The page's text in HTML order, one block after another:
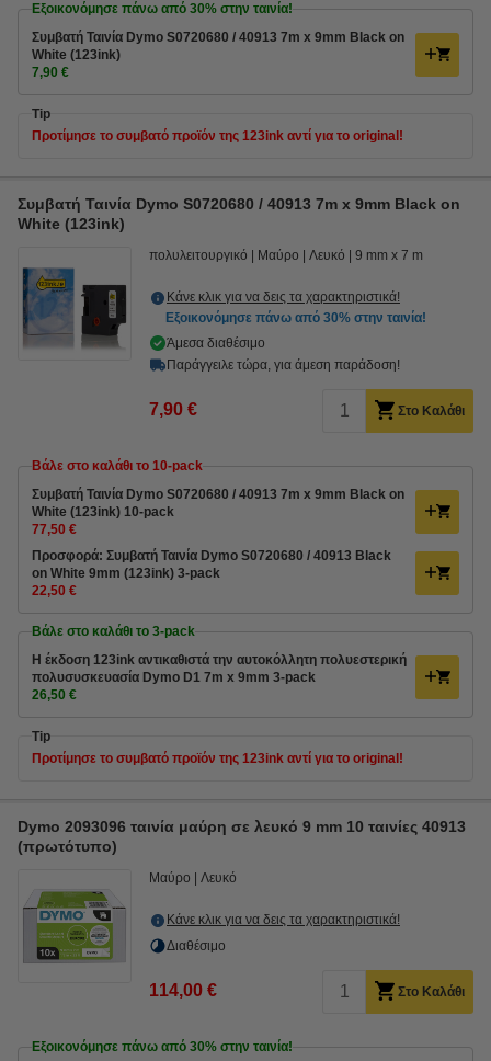
Εξοικονόμησε πάνω από 30% στην ταινία!
Συμβατή Ταινία Dymo S0720680 / 40913 7m x 9mm Black on
White (123ink)
7,90 €
Tip
Προτίμησε το συμβατό προϊόν της 123ink αντί για το original!
Συμβατή Ταινία Dymo S0720680 / 40913 7m x 9mm Black on
White (123ink)
πολυλειτουργικό Μαύρο Λευκό 9 mm x 7 m
Κάνε κλικ για να δεις τα χαρακτηριστικά!
Εξοικονόμησε πάνω από 30% στην ταινία!
Άμεσα διαθέσιμο
Παράγγειλε τώρα, για άμεση παράδοση!
7,90 € Στο Καλάθι
Βάλε στο καλάθι το 10-pack
Συμβατή Ταινία Dymo S0720680 / 40913 7m x 9mm Black on
White (123ink) 10-pack
77,50 €
Προσφορά: Συμβατή Ταινία Dymo S0720680 / 40913 Black
on White 9mm (123ink) 3-pack
22,50 €
Βάλε στο καλάθι το 3-pack
Η έκδοση 123ink αντικαθιστά την αυτοκόλλητη πολυεστερική
πολυσυσκευασία Dymo D1 7m x 9mm 3-pack
26,50 €
Tip
Προτίμησε το συμβατό προϊόν της 123ink αντί για το original!
Dymo 2093096 ταινία μαύρη σε λευκό 9 mm 10 ταινίες 40913
(πρωτότυπο)
Μαύρο Λευκό
Κάνε κλικ για να δεις τα χαρακτηριστικά!
Διαθέσιμο
114,00 € Στο Καλάθι
Εξοικονόμησε πάνω από 30% στην ταινία!